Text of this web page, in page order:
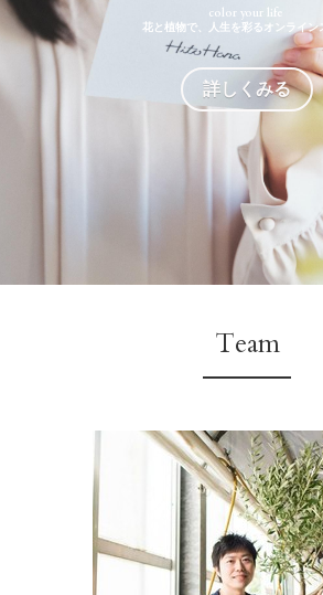
color your life
花と植物で、人生を彩るオンライン
詳しくみる
Team